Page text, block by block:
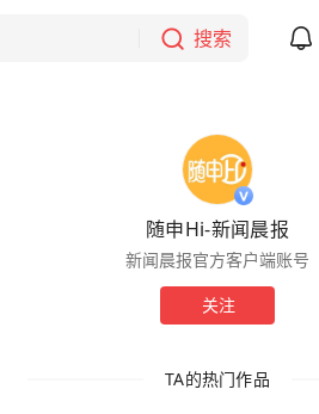
搜索
随申Hi-新闻晨报
新闻晨报官方客户端账号
关注
TA的热门作品